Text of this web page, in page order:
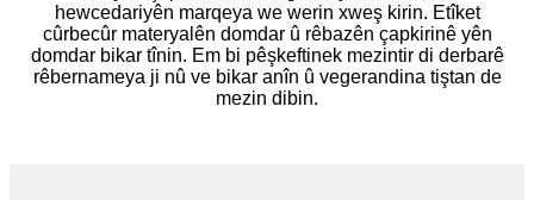
hewcedariyên marqeya we werin xweş kirin. Etîket
cûrbecûr materyalên domdar û rêbazên çapkirinê yên
domdar bikar tînin. Em bi pêşkeftinek mezintir di derbarê
rêbernameya ji nû ve bikar anîn û vegerandina tiştan de
mezin dibin.